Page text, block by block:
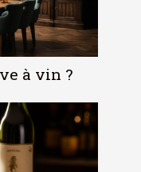
à vin ?